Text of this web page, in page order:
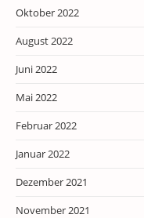
Oktober 2022
August 2022
Juni 2022
Mai 2022
Februar 2022
Januar 2022
Dezember 2021
November 2021